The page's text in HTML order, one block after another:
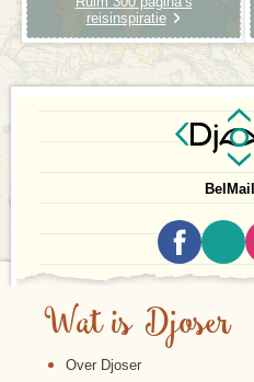
reisinspiratie
Bel Mail
Wat is Djoser
Over Djoser